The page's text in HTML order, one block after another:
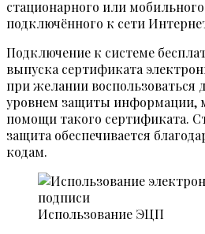
стационарного или
подключённого к сети
Подключение к системе
выпуска сертификата
при желании
уровнем защиты информации,
помощи такого сертификата.
защита обеспечивается
кодам.
Использование ЭЦП